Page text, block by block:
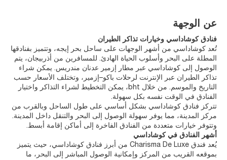
عن الوجهة
فنادق كوشاداسي وخيارات تذاكر الطيران
تُعد كوشاداسي من أشهر الوجهات على ساحل بحر إيجه، وتتميز بفنادقها
المطلة على البحر وأسلوب الحياة الهادئ. للمسافرين من أذربيجان، يتم
الوصول إلى كوشاداسي عبر مطار إزمير عدنان مندريس. يمكن شراء
تذاكر الطيران عبر الإنترنت لرحلات باكو–إزمير، وتختلف الأسعار حسب
التاريخ والموسم. من خلال bht، يمكن التخطيط لشراء التذاكر واختيار
الفنادق في الوقت نفسه بكل سهولة.
تتركز فنادق كوشاداسي بشكل أساسي على طول الساحل وبالقرب من
مركز المدينة، مما يوفر سهولة الوصول إلى البحر والتنقل داخل المدينة.
وتتوفر خيارات متعددة من الفنادق الفاخرة إلى أماكن إقامة أبسط.
أشهر الفنادق في كوشاداسي
يُعد فندق Charisma De Luxe من أبرز فنادق كوشاداسي، حيث يتميز
بموقعه القريب من المركز وإمكانية الوصول المباشر إلى البحر، ما